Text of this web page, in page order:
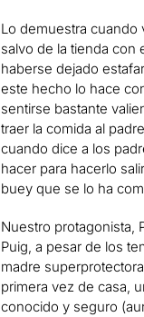
Lo demuestra cuando
salvo de la tienda con
haberse dejado
este hecho lo hace
sentirse bastante
traer la comida al
cuando dice a los
hacer para hacerlo
buey que se lo ha
Nuestro protagonista,
Puig, a pesar de los
madre
primera vez de casa,
conocido y seguro